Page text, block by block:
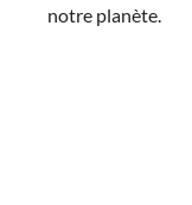
notre planète.